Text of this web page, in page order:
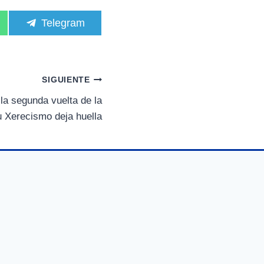
C
o
r
t
i
r
e
Telegram
SIGUIENTE
segunda vuelta de la
Xerecismo deja huella